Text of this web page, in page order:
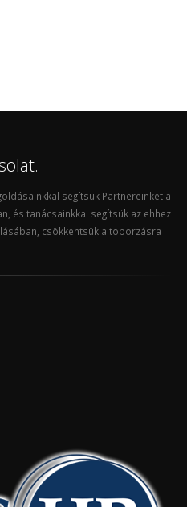
segítsük Partnereinket a
és tanácsainkkal segítsük az ehhez
csökkentsük a toborzásra